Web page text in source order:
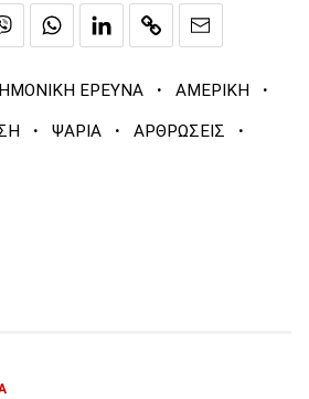
ΕΡΕΥΝΑ · ΑΜΕΡΙΚΗ ·
· ΨΑΡΙΑ · ΑΡΘΡΩΣΕΙΣ ·